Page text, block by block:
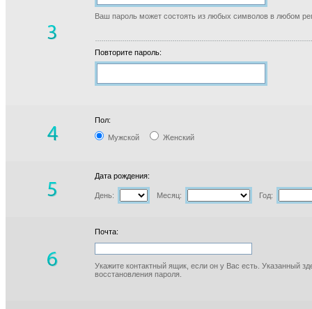
Ваш пароль может состоять из любых символов в любом
Повторите пароль:
Пол:
Мужской Женский
Дата рождения:
День: Месяц: Год:
Почта:
Укажите контактный ящик, если он у Вас есть. Указанный
восстановления пароля.